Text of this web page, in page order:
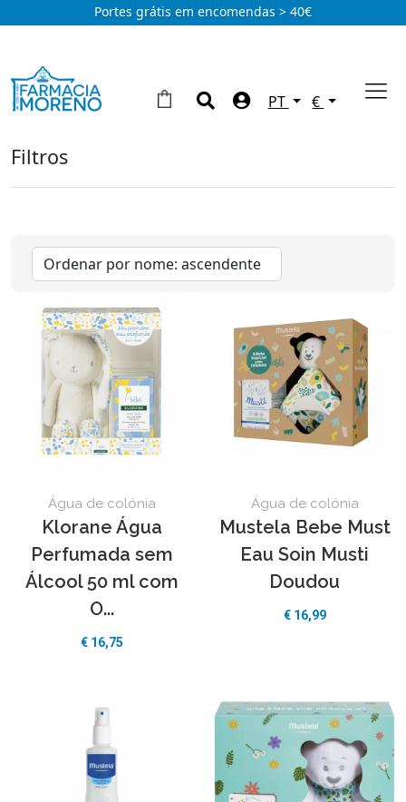
Portes grátis em encomendas > 40€
PT €
Filtros
Klorane(1)
Mustela(3)
Uriage
(4)
Tipos
Água perfumada (2)
Água de colónia
Klorane Água
Perfumada sem
Álcool 50 ml com
O...
€ 16,75
Água de colónia
Mustela Bebe Must
Eau Soin Musti
Doudou
€ 16,99